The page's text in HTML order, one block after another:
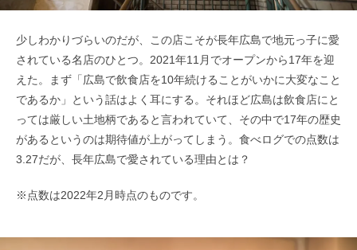
少しわかりづらいのだが、この店こそが長年広島で地元っ子に愛
されている名店のひとつ。2021年11月でオープンから17年を迎
えた。まず「広島で飲食店を10年続けることがいかに大変なこと
であるか」という話はよく耳にする。それほど広島は飲食店にと
っては厳しい土地柄であると言われていて、その中で17年の歴史
があるというのは期待値が上がってしまう。食べログでの点数は
3.27だが、長年広島で愛されている理由とは？
※点数は2022年2月時点のものです。